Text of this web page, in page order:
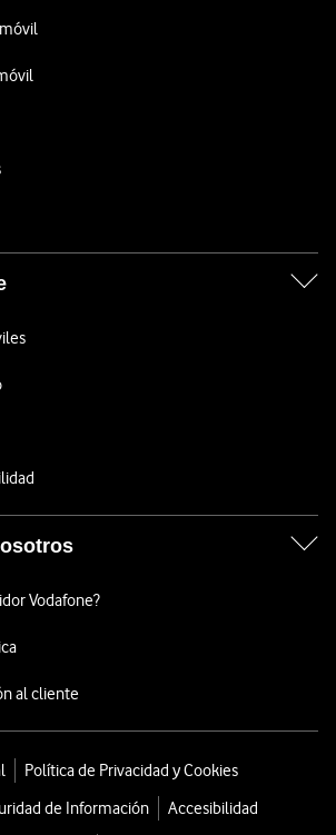
Vodafone?
al cliente
Política de Privacidad y Cookies
de Información
Accesibilidad